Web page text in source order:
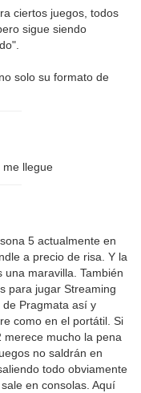
ciertos juegos, todos
sigue siendo
solo su formato de
llegue
5 actualmente en
a precio de risa. Y la
maravilla. También
para jugar Streaming
Pragmata así y
como en el portátil. Si
merece mucho la pena
no saldrán en
todo obviamente
en consolas. Aquí